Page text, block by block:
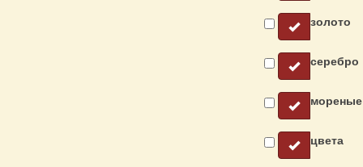
золото
серебро
мореные
цвета